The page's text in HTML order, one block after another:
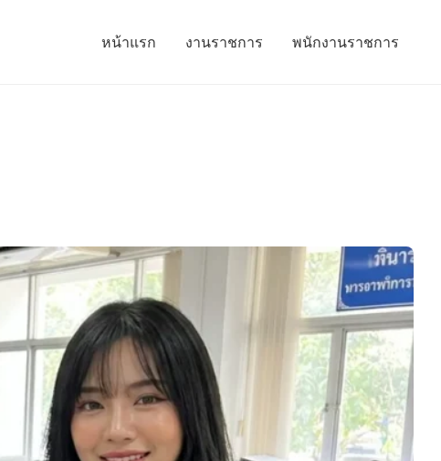
หน้าแรก งานราชการ พนักงานราชการ